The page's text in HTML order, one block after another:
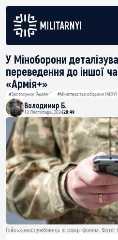
У Міноборони
переведення до іншої
«Армія+»
#Застосунок "Армія+" #Міністерство оборони (МОУ)
Володимир Б.
12 Листопада, 202420:49
Військовослужбовець зі смартфоном. Фото: